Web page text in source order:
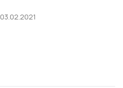
03.02.2021